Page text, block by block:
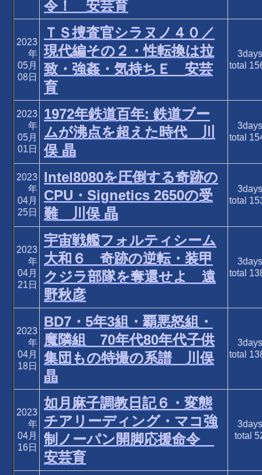
令！ 安芸育
2023
年
05月
08日
ＴＳ捜査官シラヌノ４０／
現代編その２・性転換は拉
致・強姦・気持ちＥ 安芸
育
total
2023
年
05月
01日
1972年鉄道百年: 鉄道ブー
ムが沸点を超えた時代 川
俣 晶
total
2023
年
04月
25日
Intel8080を圧倒する奇跡の
CPU・Signetics 2650の受
難 川俣 晶
total
2023
年
04月
21日
宇宙戦艦フォルティシーム
大和６ 奇跡の逆転・装甲
クジラ部隊を奪還せよ 遠
野秋彦
total
2023
年
04月
18日
BD7・5年3組・覇悪怒組・
魔隣組 70年代80年代子供
集団もの特撮の系譜 川俣
晶
total
2023
年
04月
16日
如月麻子調教日記６・変態
チアリーディング・マコ強
制ノーパン開脚応援命令
安芸育
total